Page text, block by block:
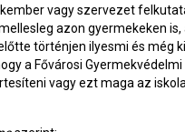
vagy szervezet
azon gyermekeken
történjen ilyesmi és még
a Fővárosi
vagy ezt maga az